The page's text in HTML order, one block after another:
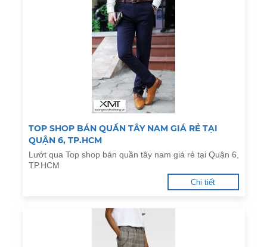
TOP SHOP BÁN QUẦN TÂY NAM GIÁ RẺ TẠI
QUẬN 6, TP.HCM
Lướt qua Top shop bán quần tây nam giá rẻ tại Quận 6,
TP.HCM
Chi tiết